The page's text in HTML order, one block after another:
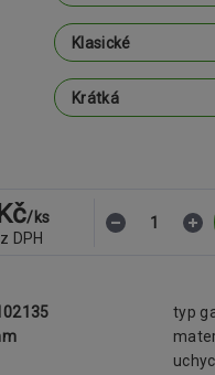
/ks
DPH
typ